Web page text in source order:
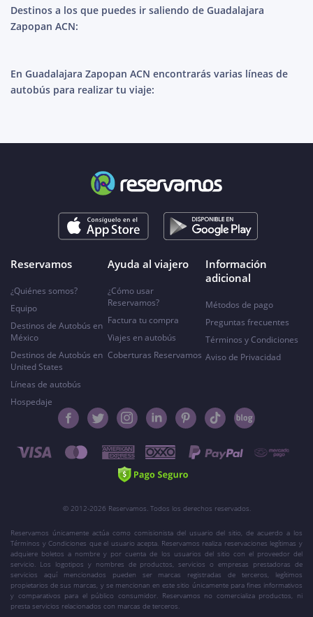
Destinos a los que puedes ir saliendo de Guadalajara
Zapopan ACN:
En Guadalajara Zapopan ACN encontrarás varias líneas de
autobús para realizar tu viaje:
Reservamos
¿Quiénes somos?
Equipo
Destinos de Autobús en
México
Destinos de Autobús en
United States
Líneas de autobús
Hospedaje
Ayuda al viajero
¿Cómo usar
Reservamos?
Factura tu compra
Viajes en autobús
Coberturas Reservamos
Información
adicional
Métodos de pago
Preguntas frecuentes
Términos y Condiciones
Aviso de Privacidad
© 2012-2026 Reservamos. Todos los derechos reservados.
Reservamos únicamente actúa como comisionista del usuario del sitio, de acuerdo a los
Términos y Condiciones que el usuario acepta. Reservamos realiza reservaciones legítimas y
adquiere boletos a nombre y por cuenta de los usuarios del sitio con el proveedor del
servicio. Los logotipos y nombres de productos, servicios o empresas prestadoras de
servicios aquí mencionados pueden ser marcas registradas de terceros, legítimos
propietarios de sus marcas, y se mencionan en este sitio únicamente para fines informativos
y comparativos para el público consumidor. Reservamos no comercializa productos, ni
presta servicios relacionados con marcas de terceros.